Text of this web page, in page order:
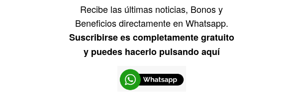
Recibe las últimas noticias, Bonos y
Beneficios directamente en Whatsapp.
Suscribirse es completamente gratuito
y puedes hacerlo pulsando aquí